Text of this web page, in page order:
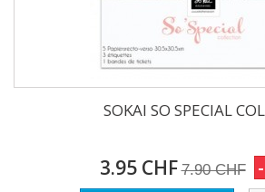
SOKAI SO SPECIAL
3.95 CHF 7.90 CHF